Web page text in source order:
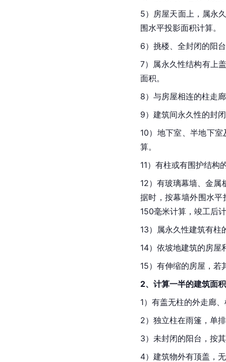
5）房屋天面上，属永
围水平投影面积计算。
6）挑楼、全封闭的阳
7）属永久性结构有上
面积。
8）与房屋相连的柱走
9）建筑间永久性的封闭
10）地下室、 半地下室
算。
11）有柱或有围护结构
12）有玻璃幕墙、金属
据时，按幕墙外围水
150毫米计算，竣工后
13）属永久性建筑有柱
14）依坡地建筑的房屋
15）有伸缩的房屋，若
2、计算一半的建筑面
1）有盖无柱的外走廊
2）独立柱在雨篷 ，单
3）未封闭的阳台，按
4）建筑物外有顶盖，